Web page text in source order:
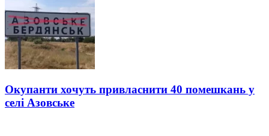
Окупанти хочуть привласнити 40 помешкань у
селі Азовське